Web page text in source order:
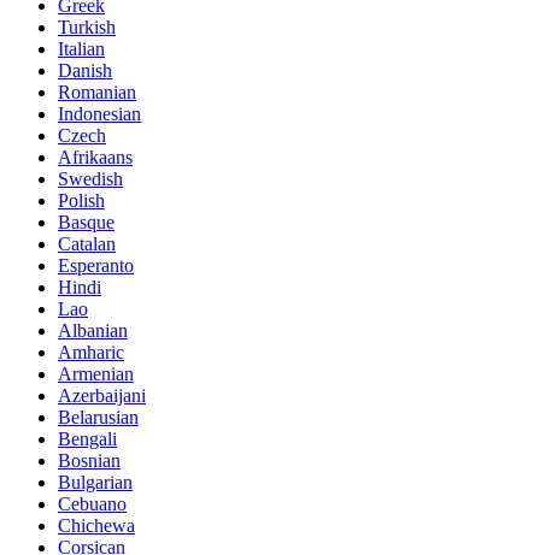
Greek
Turkish
Italian
Danish
Romanian
Indonesian
Czech
Afrikaans
Swedish
Polish
Basque
Catalan
Esperanto
Hindi
Lao
Albanian
Amharic
Armenian
Azerbaijani
Belarusian
Bengali
Bosnian
Bulgarian
Cebuano
Chichewa
Corsican